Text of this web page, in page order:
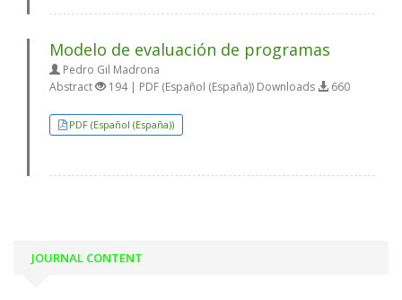
Modelo de evaluación de programas
Pedro Gil Madrona
Abstract
194 | PDF (Español (España)) Downloads 660
PDF (Español (España))
JOURNAL CONTENT